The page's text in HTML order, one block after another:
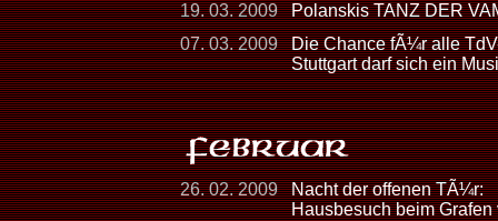
19. 03. 2009
Polanskis TANZ DER
07. 03. 2009
Die Chance fÃ¼r alle
Stuttgart darf sich ein
26. 02. 2009
Nacht der offenen TÃ¼r:
Hausbesuch beim Grafen